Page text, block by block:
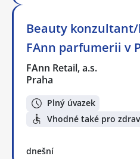
Beauty
FAnn parfumerii v
FAnn Retail, a.s.
Praha
Plný úvazek
Vhodné také pro
dnešní